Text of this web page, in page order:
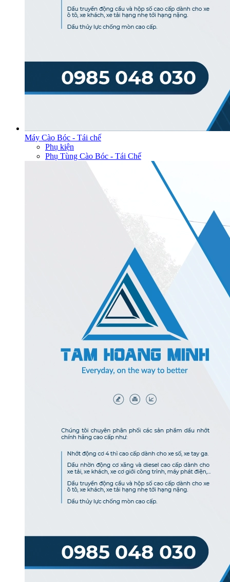
Máy Cào Bóc - Tái chế
Phụ kiện
Phụ Tùng Cào Bóc - Tái Chế